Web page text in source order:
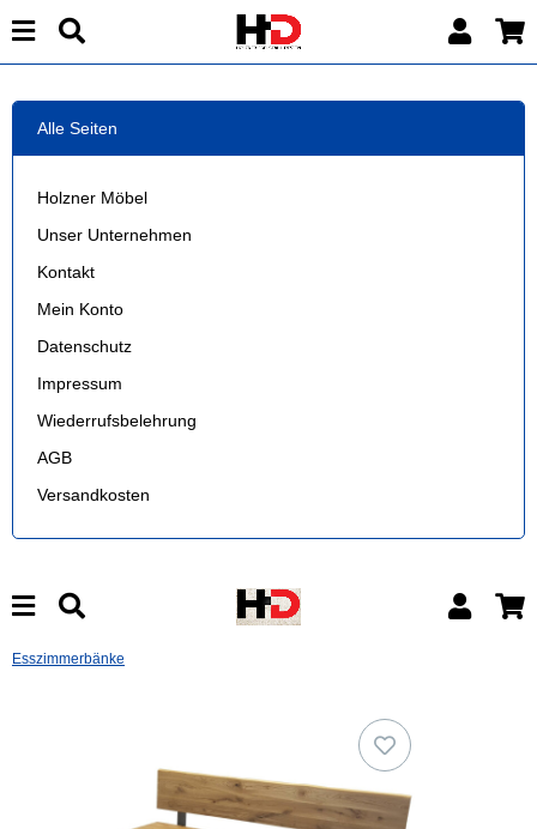
Alle Seiten
Holzner Möbel
Unser Unternehmen
Kontakt
Mein Konto
Datenschutz
Impressum
Wiederrufsbelehrung
AGB
Versandkosten
Esszimmerbänke